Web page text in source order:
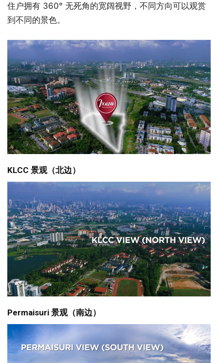
住户拥有 360° 无死角的宽阔视野，不同方向可以观赏
到不同的景色。
KLCC 景观（北边）
Permaisuri 景观（南边）